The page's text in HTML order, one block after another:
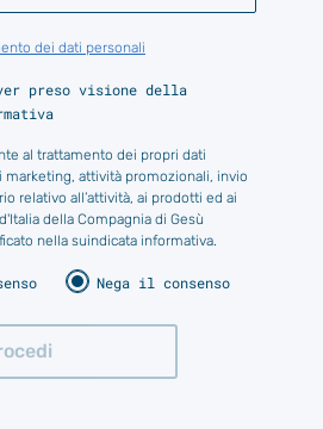
dei dati personali
preso visione della
al trattamento dei propri dati
marketing, attività promozionali, invio
relativo all’attività, ai prodotti ed ai
della Compagnia di Gesù
nella suindicata informativa.
Nega il consenso